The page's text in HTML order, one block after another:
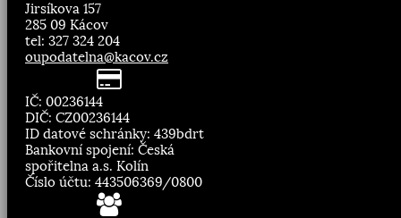
Jirsíkova 157
285 09 Kácov
tel: 327 324 204
oupodatelna@kacov.cz
IČ: 00236144
DIČ: CZ00236144
ID datové schránky: 439bdrt
Bankovní spojení: Česká
spořitelna a.s. Kolín
Číslo účtu: 443506369/0800